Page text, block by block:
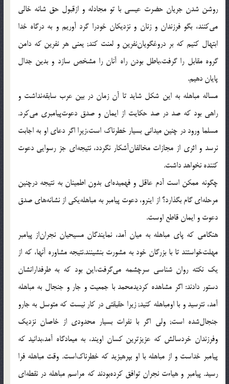
روشن شدن جريان حضرت عيسى با تو مجادله و ازقبول حق شانه خالى
مى‌كنند، بگو فرزندان و زنان و نزديكان خودرا گرد آوريم و به درگاه خدا
ابتهال كنيم كه بر دروغگويان‌نفرين و لعنت كند; يعنى هر نفرين كه دامن
گروه مقابل را گرفت،باطل بودن راه آنان را مشخص سازد و بدين جدال
پايان دهيم.
مساله مباهله به اين شكل شايد تا آن زمان در بين عرب سابقه‌نداشت و
راهى بود كه صد در صد حكايت از ايمان و صدق دعوت‌پيامبرى مى‌كرد.
مسلما ورود در چنين ميدانى بسيار خطرناك است،زيرا اگر دعاى او به اجابت
نرسد و اثرى از مجازات مخالفان‌آشكار نگردد، نتيجه‌اى جز رسوايى دعوت
كننده نخواهد داشت.
چگونه ممكن است آدم عاقل و فهميده‌اى بدون اطمينان به نتيجه درچنين
مرحله‌اى گام بگذارد؟ از اينرو، دعوت پيامبر به مباهله‌يكى از نشانه‌هاى صدق
دعوت و ايمان قاطع اوست.
هنگامى كه پاى مباهله به ميان آمد، نمايندگان مسيحيان نجران‌از پيامبر
مهلت‌خواستند تا با بزرگان خود به مشورت بنشينند.نتيجه مشاوره آنها، كه از
يك نكته روان شناسى سرچشمه مى‌گرفت،اين بود كه به طرفدارانشان
دستور دادند: اگر مشاهده كرديدمحمد با جمعيت و جار و جنجال به مباهله
آمد، نترسيد و با اومباهله كنيد; زيرا حقيقتى در كار نيست كه متوسل به جارو
جنجال‌شده است; ولى اگر با نفرات بسيار محدودى از خاصان نزديك
وفرزندان خردسالش كه عزيزترين كسان اويند، به ميعادگاه آمد،بدانيد كه
پيامبر خداست و از مباهله با او بپرهيزيد كه خطرناك‌است. وقت مباهله فرا
رسيد. پيامبر و هياءت نجران توافق كرده‌بودند كه مراسم مباهله در نقطه‌اى